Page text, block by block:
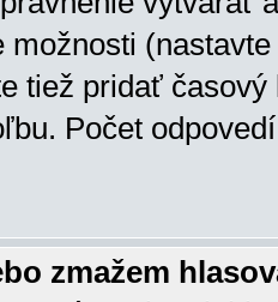
možnosti
tiež pridať
Počet
zmažem